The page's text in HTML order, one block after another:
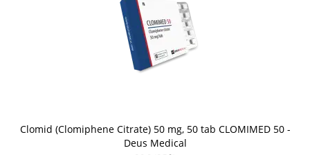
Clomid (Clomiphene Citrate) 50 mg, 50 tab CLOMIMED 50 -
Deus Medical